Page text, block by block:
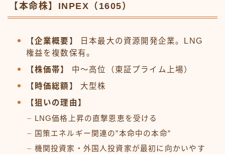
【本命株】INPEX（1605）
【企業概要】
日本最大の資源開発企業。LNG
権益を複数保有。
【株価帯】
中〜高位（東証プライム上場）
【時価総額】
大型株
【狙いの理由】
LNG価格上昇の直撃恩恵を受ける
国策エネルギー関連の”本命中の本命”
機関投資家・外国人投資家が最初に向かいやす